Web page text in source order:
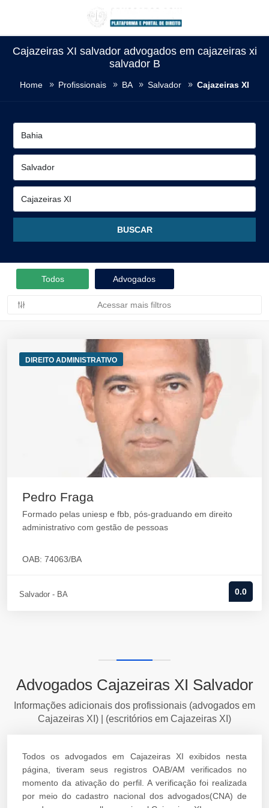
Cajazeiras XI salvador advogados em cajazeiras xi
salvador B
Home Profissionais BA Salvador Cajazeiras XI
Todos Advogados
Acessar mais filtros
DIREITO ADMINISTRATIVO
Pedro Fraga
Formado pelas uniesp e fbb, pós-graduando em direito
administrativo com gestão de pessoas
OAB: 74063/BA
Salvador - BA 0.0
Advogados Cajazeiras XI Salvador
Informações adicionais dos profissionais (advogados em
Cajazeiras XI) | (escritórios em Cajazeiras XI)
Todos os advogados em Cajazeiras XI exibidos nesta
página, tiveram seus registros OAB/AM verificados no
momento da ativação do perfil. A verificação foi realizada
por meio do cadastro nacional dos advogados(CNA) de